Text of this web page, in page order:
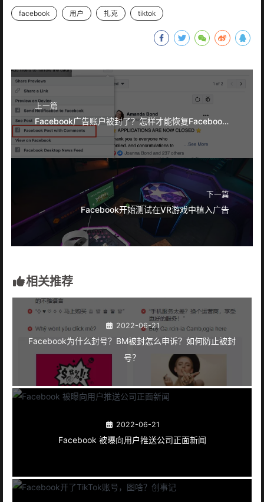
facebook 用户 扎克 tiktok
上一篇
下一篇
Facebook开始测试在VR游戏中植入广告
相关推荐
2022-06-21
Facebook为什么封号？BM被封怎么申诉？如何防止被封
号？
2022-06-21
Facebook 被曝向用户推送公司正面新闻